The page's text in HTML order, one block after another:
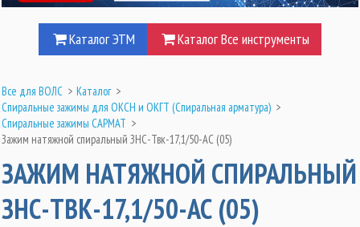
Каталог ЭТМ Каталог Все инструменты
Все для ВОЛС > Каталог >
Спиральные зажимы для ОКСН и ОКГТ (Cпиральная арматура) >
Спиральные зажимы САРМАТ >
Зажим натяжной спиральный ЗНС-Твк-17,1/50-АС (05)
ЗАЖИМ НАТЯЖНОЙ СПИРАЛЬНЫЙ
ЗНС-ТВК-17,1/50-АС (05)